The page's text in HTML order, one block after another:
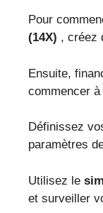
Pour
(14X) , créez
Ensuite,
commencer à
Définissez
paramètres
Utilisez le
et surveiller